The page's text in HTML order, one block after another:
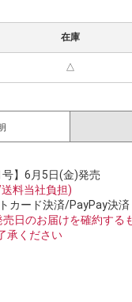
在庫
△
号】6月5日(金)発売
料当社負担)
カード決済/PayPay決済
日のお届けを確約する
承ください